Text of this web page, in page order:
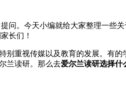
提问。今天小编就给大家整理一些关
长们！
视传媒以及教育的发展。有的
兰读研。那么去爱尔兰读研选择什